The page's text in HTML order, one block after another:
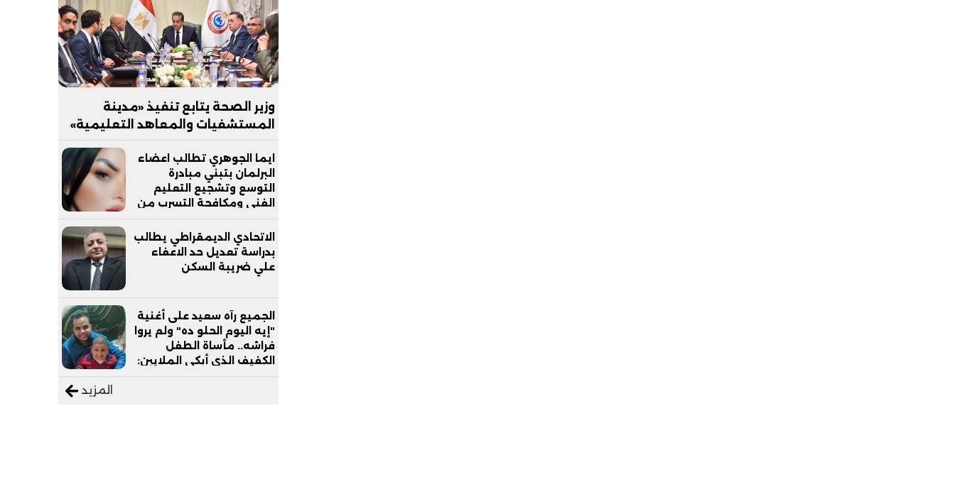
وزير الصحة يتابع تنفيذ «مدينة
المستشفيات والمعاهد التعليمية»
بالعاصمة الجديدة
ايما الجوهري تطالب اعضاء
البرلمان بتبني مبادرة
التوسع وتشجيع التعليم
الفني ومكافحة التسرب من
التعليم
الاتحادي الديمقراطي يطالب
بدراسة تعديل حد الاعفاء
علي ضريبة السكن
الجميع رآه سعيد على أغنية
"إيه اليوم الحلو ده" ولم يروا
فراشه.. مأساة الطفل
الكفيف الذي أبكى الملايين:
المزيد